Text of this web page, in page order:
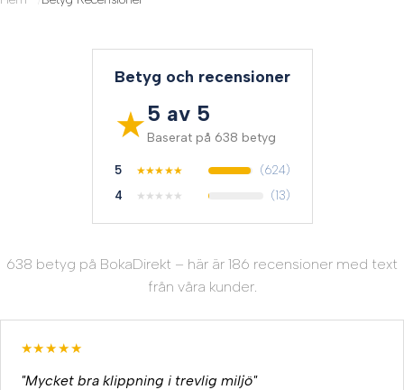
Betyg och recensioner
★5 av 5
Baserat på 638 betyg
5 ★★★★★
(624)
4
★ ★ ★ ★ ★ (13)
638 betyg på BokaDirekt – här är 186 recensioner med text
från våra kunder.
★★★★★
"Mycket bra klippning i trevlig miljö"